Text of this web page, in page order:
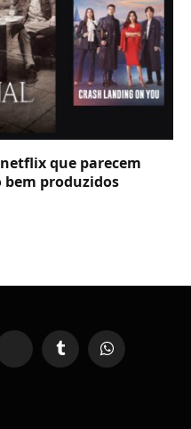
que parecem
produzidos
YouTubeTumblr WhatsApp